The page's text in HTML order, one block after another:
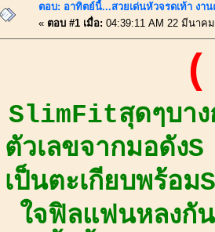
ตอบ: อาทิตย์นี้...สวยเด่นหัวจรดเท้า งา
« ตอบ #1 เมื่อ: 04:39:11 AM 22 มีนาค
SlimFitสุดๆบาง
ตัวเลขจากมอดั
เป็นตะเกียบพร้อ
ใจฟิลแฟนหลง